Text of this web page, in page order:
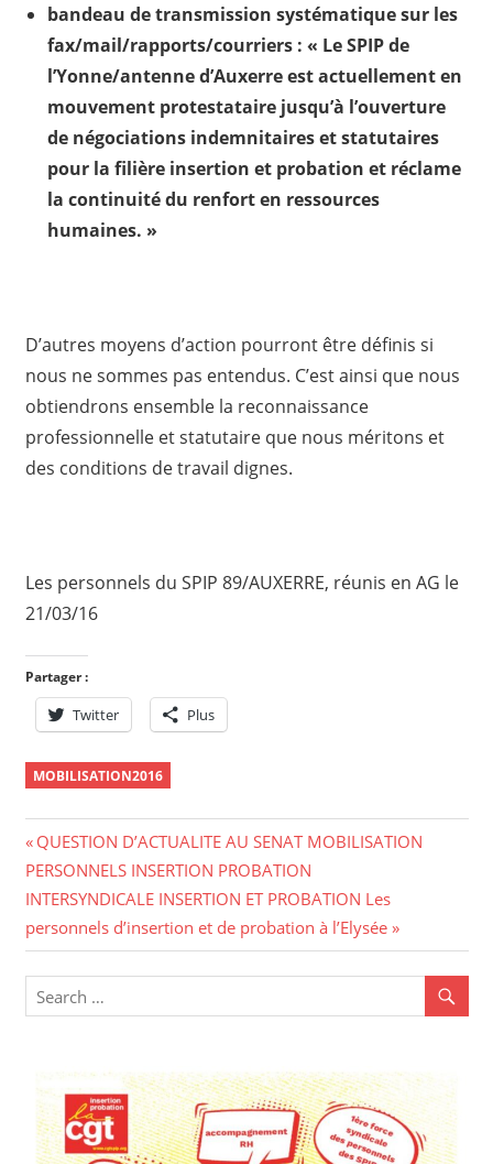
bandeau de transmission systématique sur les
fax/mail/rapports/courriers : « Le SPIP de
l’Yonne/antenne d’Auxerre est actuellement en
mouvement protestataire jusqu’à l’ouverture
de négociations indemnitaires et statutaires
pour la filière insertion et probation et réclame
la continuité du renfort en ressources
humaines. »
D’autres moyens d’action pourront être définis si
nous ne sommes pas entendus. C’est ainsi que nous
obtiendrons ensemble la reconnaissance
professionnelle et statutaire que nous méritons et
des conditions de travail dignes.
Les personnels du SPIP 89/AUXERRE, réunis en AG le
21/03/16
Partager :
Twitter Plus
MOBILISATION2016
Navigation
de
l’article
Previous
Post:
QUESTION D’ACTUALITE AU SENAT MOBILISATION
PERSONNELS INSERTION PROBATION
Next
Post:
INTERSYNDICALE INSERTION ET PROBATION Les
personnels d’insertion et de probation à l’Elysée